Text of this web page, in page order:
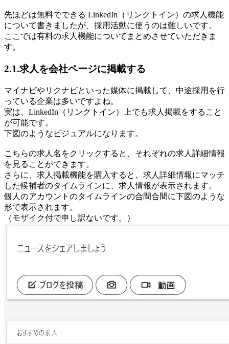
先ほどは無料でできる LinkedIn（リンクトイン）の求人機能
について書きましたが、採用活動に使うのは難しいです。
ここでは有料の求人機能についてまとめさせていただきま
す。
2.1.求人を会社ページに掲載する
マイナビやリクナビといった媒体に掲載して、中途採用を行
っている企業は多いですよね。
実は、LinkedIn（リンクトイン）上でも求人掲載をすること
が可能です。
下図のようなビジュアルになります。
こちらの求人名をクリックすると、それぞれの求人詳細情報
を見ることができます。
さらに、求人掲載機能を購入すると、求人詳細情報にマッチ
した候補者のタイムラインに、求人情報が表示されます。
個人のアカウントのタイムラインの合間合間に下図のような
形で表示されます。
（モザイク付で申し訳ないです。）